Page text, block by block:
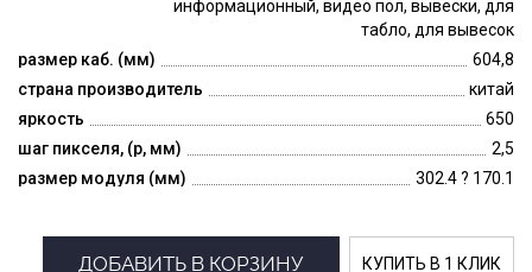
информационный, видео пол, вывески, для
табло, для вывесок
размер каб. (мм)
604,8
страна производитель
китай
яркость
650
шаг пикселя, (p, мм)
2,5
размер модуля (мм)
302.4 ? 170.1
ДОБАВИТЬ В КОРЗИНУ КУПИТЬ В 1 КЛИК